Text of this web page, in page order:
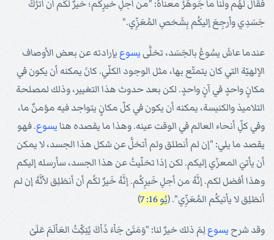
فقالَ لهُم ولنا ما جَوهَرُ معناهُ: "من أجلِ خَيرِكُم؛ خيرٌ لكُم أن أترُكَ
جَسَدِي وأرجِعَ إليكُم بِشَخصِ المُعَزِّي."
عندما عاشَ يسُوعُ بالجَسَد، تخلَّى يسوع بإرادته عن بعض الأوصاف
الإلهيّة التي كان يتمتّع بها، مثل الوجود الكلّي. كانَ يمكنه أن يكون في
مكانٍ واحدٍ في آنٍ واحدٍ. لكن بعد حدوث هذا التغيير، وذلك لمصلحة
التلاميذ والكنيسة، يمكنه أن يكون في كلّ مكانٍ يتواجد فيه مؤمنٌ ما،
وفي كلِّ أنحاء العالم في الوقت عينه. وهذا ما يقصده هنايسوع. فهو
يقصد ما يلي: "إن لم أنطلق ولم أتخلَّ عن شكل هذا الجسد، لا يمكن
أن يأتيَ المعزّي إليكم. لكن إذا تخلّيتُ عن هذا الجسد، سأرسله إليكم
وهذا أفضل لكم. إنَّهُ من أجلِ خَيرِكُم. إنَّهُ خَيرٌ لكُم أن أنطَلِق لأنَّهُ إن لم
أنطَلِق لا يأتيكُم المُعَزِّي". (يُو 16: 7 )
وقد شرح يسوعلِمَ ذلك خيرٌ لنا: "وَمَتَىْ جَاْءَ ذَاْكَ يُبَكِّتُ العَاْلَمَ عَلَىْ